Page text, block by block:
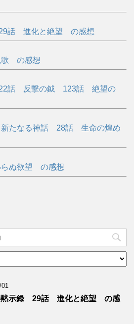
話 進化と絶望 の感想
の感想
話 反撃の鉞 123話 絶望の
たなる神話 28話 生命の煌め
ぬ欲望 の感想
01
黙示録 29話 進化と絶望 の感